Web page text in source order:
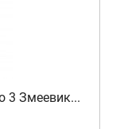
3 Змеевик...